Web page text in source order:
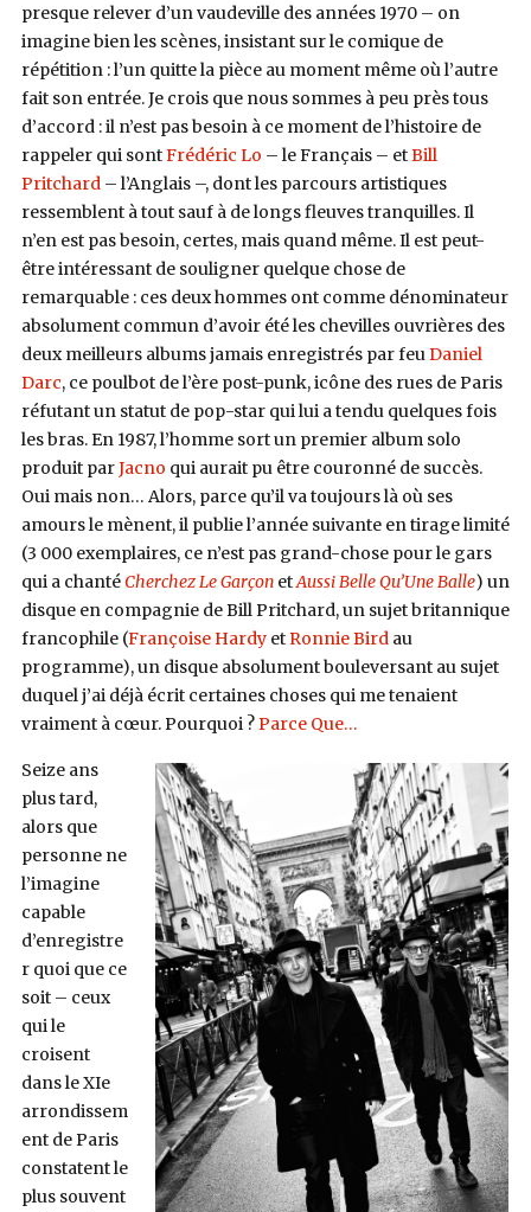
presque relever d’un vaudeville des années 1970 – on
imagine bien les scènes, insistant sur le comique de
répétition : l’un quitte la pièce au moment même où l’autre
fait son entrée. Je crois que nous sommes à peu près tous
d’accord : il n’est pas besoin à ce moment de l’histoire de
rappeler qui sontFrédéric Lo – le Français – etBill
Pritchard– l’Anglais –, dont les parcours artistiques
ressemblent à tout sauf à de longs fleuves tranquilles. Il
n’en est pas besoin, certes, mais quand même.Il est peut-
être intéressant de souligner quelque chose de
remarquable : ces deux hommes ont comme dénominateur
absolument commun d’avoir été les chevilles ouvrières des
deux meilleurs albums jamais enregistrés par feuDaniel
Darc, ce poulbot de l’ère post-punk, icône des rues de Paris
réfutant un statut de pop-star qui lui a tendu quelques fois
les bras. En 1987, l’homme sort un premier album solo
produit parJacno qui aurait pu être couronné de succès.
Oui mais non… Alors, parce qu’il va toujours là où ses
amours le mènent, il publie l’année suivante en tirage limité
(3 000 exemplaires, ce n’est pas grand-chose pour le gars
qui a chantéCherchez Le Garçon etAussi Belle Qu’Une Balle) un
disque en compagnie de Bill Pritchard, un sujet britannique
francophile (Françoise HardyetRonnie Birdau
programme), un disque absolument bouleversant au sujet
duquel j’ai déjà écrit certaines choses qui me tenaient
vraiment à cœur. Pourquoi ?Parce Que…
Seize ans
plus tard,
alors que
personne ne
l’imagine
capable
d’enregistre
r quoi que ce
soit – ceux
qui le
croisent
dans le XIe
arrondissem
ent de Paris
constatent le
plus souvent